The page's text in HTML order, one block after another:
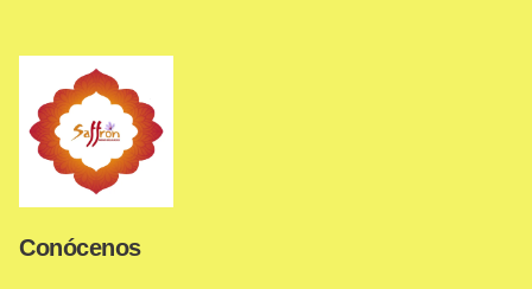
Conócenos